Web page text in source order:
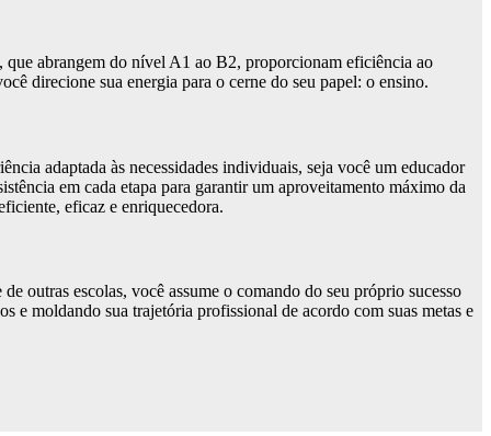
abrangem do nível A1 ao B2, proporcionam eficiência ao
direcione sua energia para o cerne do seu papel: o ensino.
adaptada às necessidades individuais, seja você um educador
em cada etapa para garantir um aproveitamento máximo da
eficaz e enriquecedora.
outras escolas, você assume o comando do seu próprio sucesso
e moldando sua trajetória profissional de acordo com suas metas e